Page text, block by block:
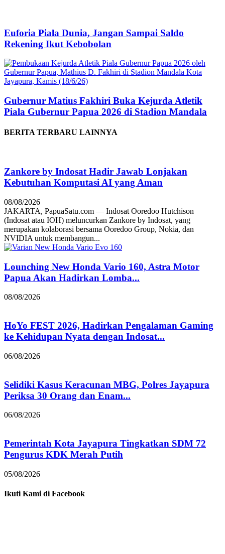
Euforia Piala Dunia, Jangan Sampai Saldo
Rekening Ikut Kebobolan
Gubernur Matius Fakhiri Buka Kejurda Atletik
Piala Gubernur Papua 2026 di Stadion Mandala
BERITA TERBARU LAINNYA
Zankore by Indosat Hadir Jawab Lonjakan
Kebutuhan Komputasi AI yang Aman
08/08/2026
JAKARTA, PapuaSatu.com — Indosat Ooredoo Hutchison
(Indosat atau IOH) meluncurkan Zankore by Indosat, yang
merupakan kolaborasi bersama Ooredoo Group, Nokia, dan
NVIDIA untuk membangun...
Lounching New Honda Vario 160, Astra Motor
Papua Akan Hadirkan Lomba...
08/08/2026
HoYo FEST 2026, Hadirkan Pengalaman Gaming
ke Kehidupan Nyata dengan Indosat...
06/08/2026
Selidiki Kasus Keracunan MBG, Polres Jayapura
Periksa 30 Orang dan Enam...
06/08/2026
Pemerintah Kota Jayapura Tingkatkan SDM 72
Pengurus KDK Merah Putih
05/08/2026
Ikuti Kami di Facebook